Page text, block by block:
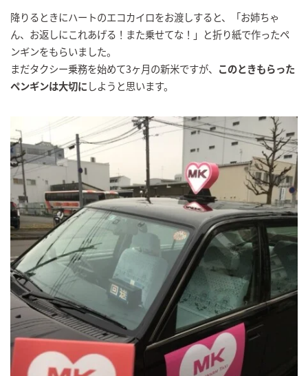
降りるときにハートのエコカイロをお渡しすると、「お姉ちゃ
ん、お返しにこれあげる！また乗せてな！」と折り紙で作ったペ
ンギンをもらいました。
まだタクシー乗務を始めて3ヶ月の新米ですが、 このときもらった
ペンギンは大切にしようと思います。